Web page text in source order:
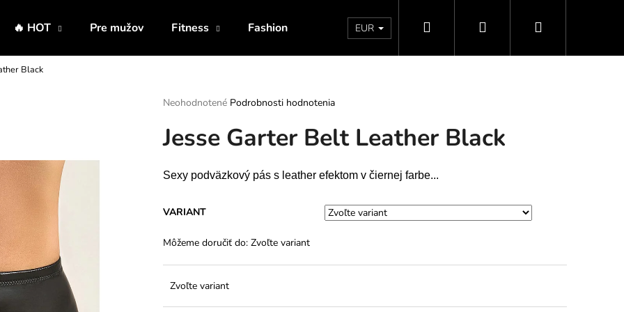
🔥 HOT Pre mužov Fitness Fashion Doprava a platby Vrátenie - Výmena - Reklamácia
EUR Hľadať PrihlásenieNákupný
Black
Priemerné
produktu
je
z
5
Neohodnotené Podrobnosti hodnotenia
Jesse Garter Belt Leather Black
Sexy podväzkový pás s leather efektom v čiernej farbe...
VARIANT
Môžeme doručiť do: Zvoľte variant
Zvoľte variant
Čo potrebujete nájsť?
HĽADAŤ
Odporúčame